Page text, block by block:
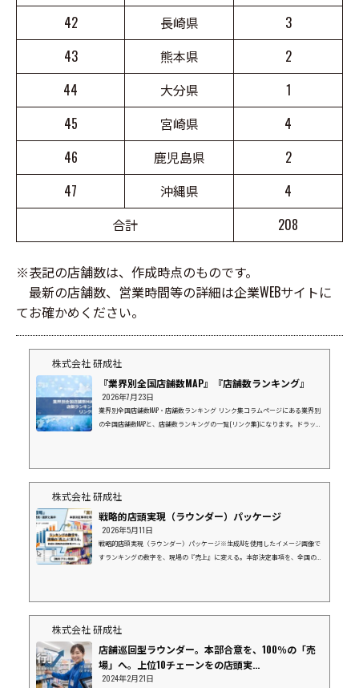
42
長崎県
3
43
熊本県
2
44
大分県
1
45
宮崎県
4
46
鹿児島県
2
47
沖縄県
4
合計
208
※表記の店舗数は、作成時点のものです。
最新の店舗数、営業時間等の詳細は企業WEBサイトに
てお確かめください。
株式会社 研成社
『業界別全国店舗数MAP』『店舗数ランキング』
2026年7月23日
業界別全国店舗数MAP・店舗数ランキング リンク集コラムページにある業界別
の全国店舗数MAPと、店舗数ランキングの一覧(リンク集)になります。ドラッグ
ケット業界⇒店数ランキングイオンマルエツライフ西友ヨークベニマルダイエ
株式会社 研成社
戦略的店頭実現（ラウンダー）パッケージ
2026年5月11日
戦略的店頭実現（ラウンダー）パッケージ※生成AIを使用したイメージ画像で
すランキングの数字を、現場の『売上』に変える。本部決定事項を、全国の現
促物が届いているはずなのに、活用されず眠っている」データ上の導入率が10
株式会社 研成社
店舗巡回型ラウンダー。本部合意を、100％の「売
場」へ。上位10チェーンをの店頭実...
2024年2月21日